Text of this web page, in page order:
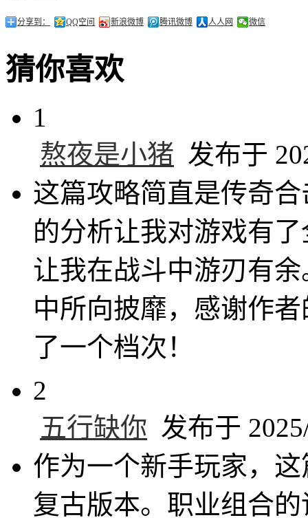
分享到： QQ空间 新浪微博 腾讯微博 人人网 微信
猜你喜欢
1
熬夜是小猪 发布于
这篇攻略简直是传奇
的分析让我对游戏有
让我在战斗中游刃有
中所向披靡，感谢作
了一个档次！
2
五行缺你 发布于
作为一个新手玩家，
复古版本。职业组合